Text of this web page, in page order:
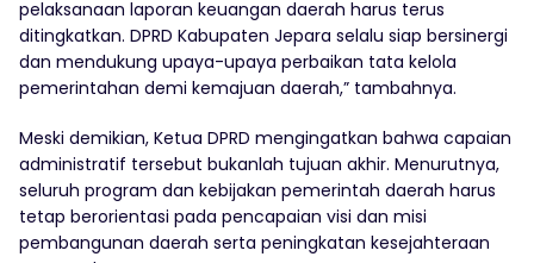
pelaksanaan laporan keuangan daerah harus terus
ditingkatkan. DPRD Kabupaten Jepara selalu siap bersinergi
dan mendukung upaya-upaya perbaikan tata kelola
pemerintahan demi kemajuan daerah,” tambahnya.
Meski demikian, Ketua DPRD mengingatkan bahwa capaian
administratif tersebut bukanlah tujuan akhir. Menurutnya,
seluruh program dan kebijakan pemerintah daerah harus
tetap berorientasi pada pencapaian visi dan misi
pembangunan daerah serta peningkatan kesejahteraan